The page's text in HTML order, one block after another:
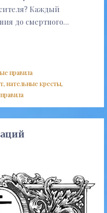
Каждый
до смертного…
правила
, нательные кресты,